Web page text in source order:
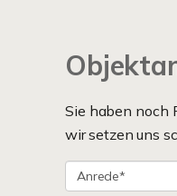
Sie haben noch
wir setzen uns